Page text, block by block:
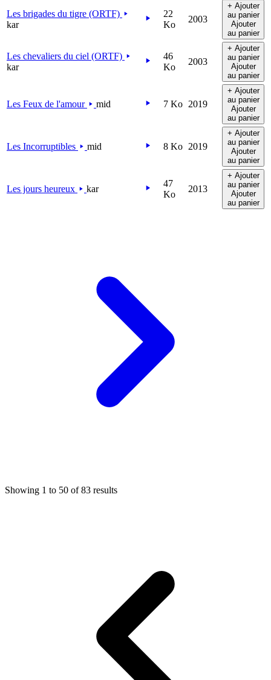
Les brigades du tigre (ORTF)
kar
22
Ko
2003
+ Ajouter
au panier
Ajouter
au panier
Les chevaliers du ciel (ORTF)
kar
46
Ko
2003
+ Ajouter
au panier
Ajouter
au panier
Les Feux de l'amour mid 7 Ko 2019
+ Ajouter
au panier
Ajouter
au panier
Les Incorruptibles mid 8 Ko 2019
+ Ajouter
au panier
Ajouter
au panier
Les jours heureux kar
47
Ko
2013
+ Ajouter
au panier
Ajouter
au panier
Showing 1 to 50 of83 results